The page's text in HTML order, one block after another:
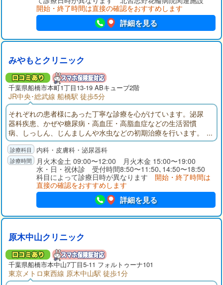
開始・終了時間は直接の確認をおすすめします
詳細を見る
みやもとクリニック
千葉県船橋市本町1丁目13-19 ABキューブ2階
JR中央･総武線 船橋駅 徒歩5分
それぞれの患者様にあった丁寧な診療を心がけています。泌尿
器科疾患、かぜや糖尿病・高血圧・高脂血症などの生活習慣
病、しっしん、じんましんや水虫などの初期治療を行います。
採血、エコー（腹部エコー・頸動脈エコー）は当院にて検査い
たします。CT、MRIは提携医療機関で撮影し、当日に診察でき
ます。なるべく不必要な薬は処方しない。患者様の状態に一番
合った薬を考えていきます。
内科・皮膚科・泌尿器科
月火木金土 09:00〜12:00 月火木金 15:00〜19:00
水・日・祝休診 受付時間8:50〜11:50､14:50〜18:50
科目によって診療日時が異なります 開始・終了時間は
直接の確認をおすすめします
詳細を見る
原木中山クリニック
千葉県船橋市本中山7丁目5-11 フォルトゥーナ101
東京メトロ東西線 原木中山駅 徒歩1分